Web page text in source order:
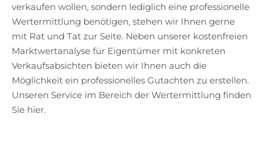
verkaufen wollen, sondern lediglich eine professionelle
Wertermittlung benötigen, stehen wir Ihnen gerne
mit Rat und Tat zur Seite. Neben unserer kostenfreien
Marktwertanalyse für Eigentümer mit konkreten
Verkaufsabsichten bieten wir Ihnen auch die
Möglichkeit ein professionelles Gutachten zu erstellen.
Unseren Service im Bereich der Wertermittlung finden
Sie hier.